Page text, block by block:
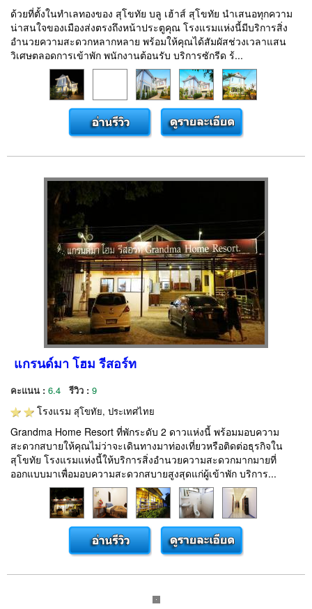
ด้วยที่ตั้งในทำเลทองของ สุโขทัย บลู เฮ้าส์ สุโขทัย นำเสนอทุกความ
น่าสนใจของเมืองส่งตรงถึงหน้าประตูคุณ โรงแรมแห่งนี้มีบริการสิ่ง
อำนวยความสะดวกหลากหลาย พร้อมให้คุณได้สัมผัสช่วงเวลาแสน
วิเศษตลอดการเข้าพัก พนักงานต้อนรับ บริการซักรีด ร้...
แกรนด์มา โฮม รีสอร์ท
คะแนน : 6.4 รีวิว : 9
โรงแรม สุโขทัย, ประเทศไทย
Grandma Home Resort ที่พักระดับ 2 ดาวแห่งนี้ พร้อมมอบความ
สะดวกสบายให้คุณไม่ว่าจะเดินทางมาท่องเที่ยวหรือติดต่อธุรกิจใน
สุโขทัย โรงแรมแห่งนี้ให้บริการสิ่งอำนวยความสะดวกมากมายที่
ออกแบบมาเพื่อมอบความสะดวกสบายสูงสุดแก่ผู้เข้าพัก บริการ...